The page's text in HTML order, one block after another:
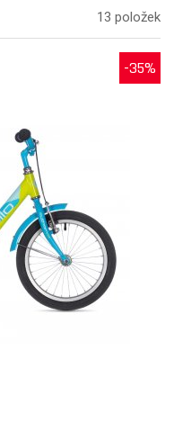
13 položek
-35%